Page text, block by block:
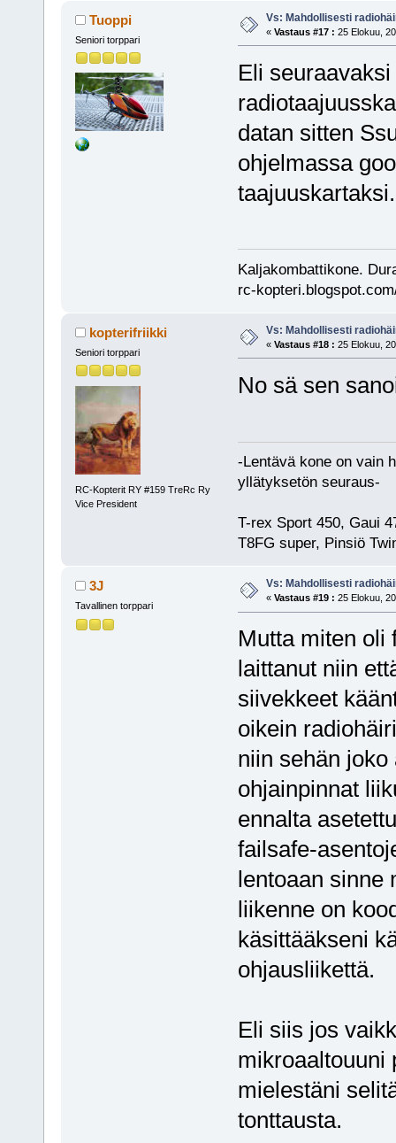
Tuoppi
Seniori torppari
Vs: Mahdollisesti
« Vastaus #17 : 25 Elokuu,
Eli
datan sitten
ohjelmassa
Kaljakombattikone.
rc-
kopterifriikki
Seniori torppari
RC-Kopterit RY #159 TreRc Ry
Vice President
Vs: Mahdollisesti
« Vastaus #18 : 25 Elokuu,
No sä sen
-Lentävä kone on vain
yllätyksetön seuraus-
T-rex Sport 450, Gaui
T8FG super, Pinsiö
3J
Tavallinen torppari
Vs: Mahdollisesti
« Vastaus #19 : 25 Elokuu,
Mutta miten oli
laittanut niin
siivekkeet
oikein
niin sehän
ohjainpinnat
ennalta
failsafe-
lentoaan sinne
liikenne on
käsittääkseni
ohjausliikettä.
Eli siis jos
mikroaaltouuni
mielestäni
tonttausta.